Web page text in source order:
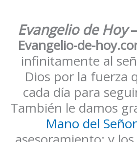
Evangelio de Hoy
Evangelio-de-
infinitamente al
Dios por la fuerza
cada día para
También le damos
Mano del Señor